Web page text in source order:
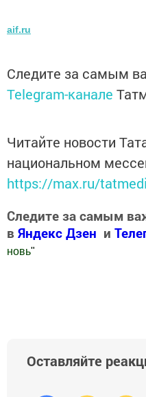
aif.ru
Следите за самым
Telegram-канале
Читайте новости
национальном
https://max.ru/
Следите за самым
в Яндекс Дзен и
новь"
Оставляйте